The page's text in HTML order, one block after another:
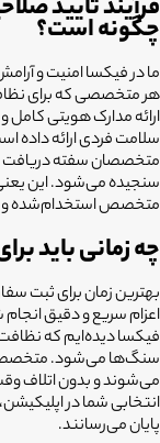
فرآیند تایید
چگونه است؟
ما در فیکسا امنیت و
هر متخصصی که برای
ارائه مدارک هویتی
سلامت فردی ارائه داده
متخصصان سفته دریافت
سنجیده می‌شود. این
متخصص استخدام‌شده و
چه زمانی باید
اعزام سریع و دقیق
فیکسا دیده‌ایم که
سنگ‌ها می‌شود.
می‌شوند و بدون اتلاف
انتخابی شما در
پایان می‌رسانند.